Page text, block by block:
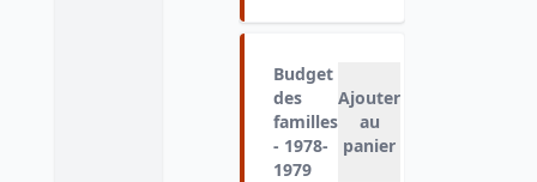
Budget
des
familles
- 1978-
1979
Ajouter
au
panier